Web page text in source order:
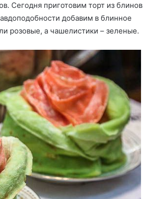
Сегодня приготовим торт из блинов
добавим в блинное
розовые, а чашелистики – зеленые.